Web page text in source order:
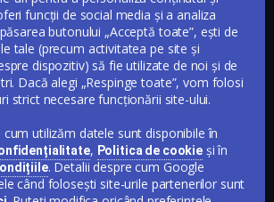
funcții de social media și a analiza
butonului „Acceptă toate”, ești de
tale (precum activitatea pe site și
dispozitiv) să fie utilizate de noi și de
Dacă alegi „Respinge toate”, vom folosi
strict necesare funcționării site-ului.
cum utilizăm datele sunt disponibile în
, Politica de cookieși în
. Detalii despre cum Google
când folosești site-urile partenerilor sunt